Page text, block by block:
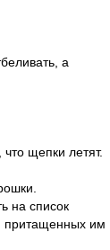
а
щепки летят.
на список
притащенных им